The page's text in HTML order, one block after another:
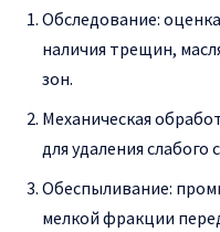
Обследование:
наличия трещин,
зон.
Механическая
для удаления
Обеспыливание:
мелкой фракции